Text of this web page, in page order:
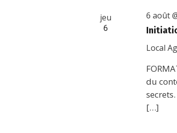
jeu
6
6 août
Local
du
[…]